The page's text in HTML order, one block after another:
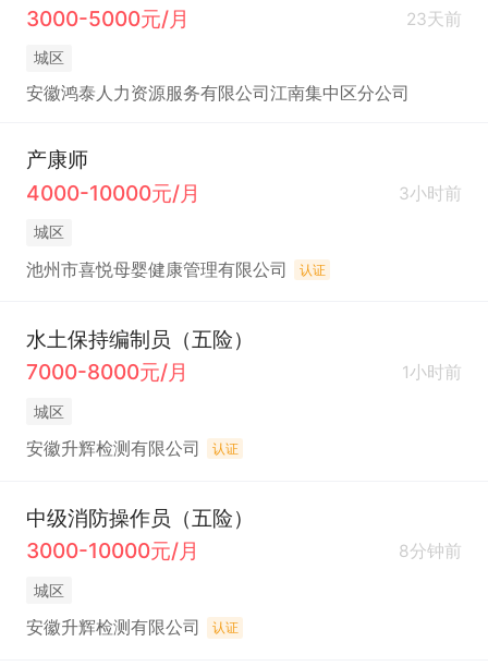
3000-5000元/月
23天前
城区
安徽鸿泰人力资源服务有限公司江南集中区分公司
产康师
4000-10000元/月
3小时前
城区
池州市喜悦母婴健康管理有限公司 认证
水土保持编制员（五险）
7000-8000元/月
1小时前
城区
安徽升辉检测有限公司 认证
中级消防操作员（五险）
3000-10000元/月
8分钟前
城区
安徽升辉检测有限公司 认证